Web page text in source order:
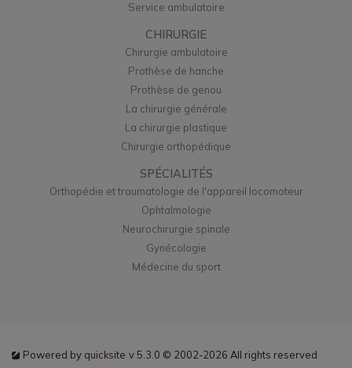
Service ambulatoire
CHIRURGIE
Chirurgie ambulatoire
Prothèse de hanche
Prothèse de genou
La chirurgie générale
La chirurgie plastique
Chirurgie orthopédique
SPÉCIALITÉS
Orthopédie et traumatologie de l'appareil locomoteur
Ophtalmologie
Neurochirurgie spinale
Gynécologie
Médecine du sport
Powered by quicksite v 5.3.0 © 2002-2026 All rights reserved